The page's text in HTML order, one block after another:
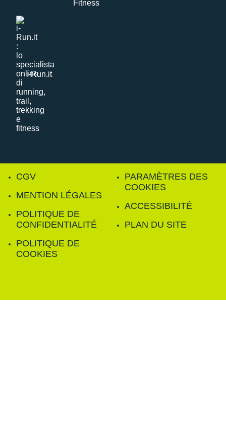
i-Run.it
CGV
MENTION LÉGALES
POLITIQUE DE
CONFIDENTIALITÉ
POLITIQUE DE
COOKIES
PARAMÈTRES DES
COOKIES
ACCESSIBILITÉ
PLAN DU SITE